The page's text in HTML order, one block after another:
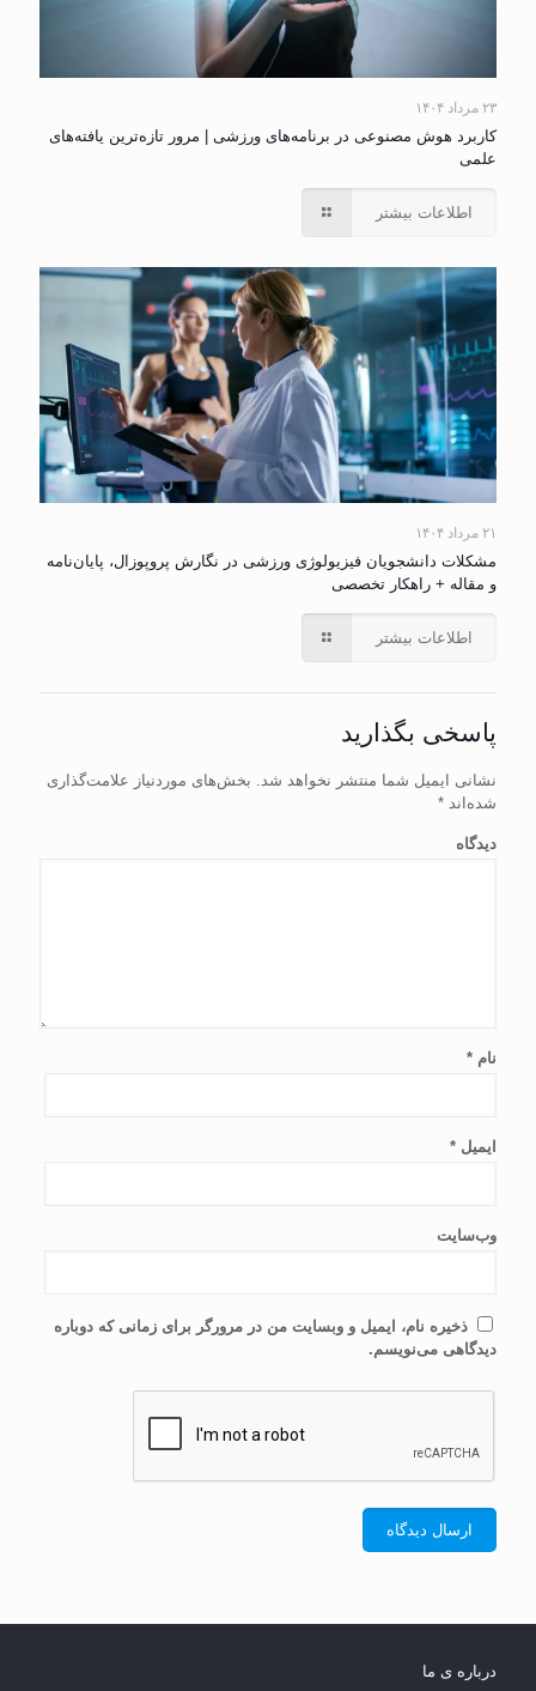
۲۳ مرداد ۱۴۰۴
کاربرد هوش مصنوعی در برنامه‌های ورزشی | مرور تازه‌ترین یافته‌های
علمی
اطلاعات بیشتر
۲۱ مرداد ۱۴۰۴
مشکلات دانشجویان فیزیولوژی ورزشی در نگارش پروپوزال، پایان‌نامه
و مقاله + راهکار تخصصی
اطلاعات بیشتر
پاسخی بگذارید
نشانی ایمیل شما منتشر نخواهد شد. بخش‌های موردنیاز علامت‌گذاری
شده‌اند *
دیدگاه
نام *
ایمیل *
وب‌سایت
ذخیره نام، ایمیل و وبسایت من در مرورگر برای زمانی که دوباره
دیدگاهی می‌نویسم.
درباره ی ما